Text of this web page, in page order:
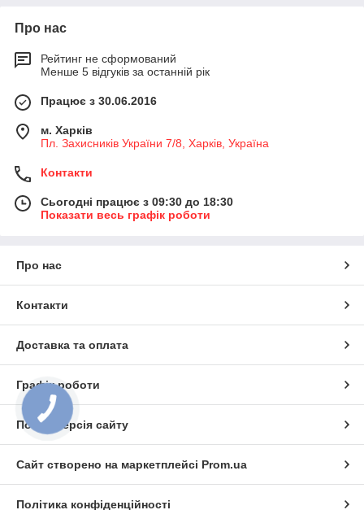
Про нас
Рейтинг не сформований
Менше 5 відгуків за останній рік
Працює з 30.06.2016
м. Харків
Пл. Захисників України 7/8, Харків, Україна
Контакти
Сьогодні працює з 09:30 до 18:30
Показати весь графік роботи
Про нас
Контакти
Доставка та оплата
Графік роботи
Повна версія сайту
Сайт створено на маркетплейсі Prom.ua
Політика конфіденційності